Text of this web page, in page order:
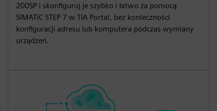
200SP i skonfiguruj je szybko i łatwo za pomocą
SIMATIC STEP 7 w TIA Portal, bez konieczności
konfiguracji adresu lub komputera podczas wymiany
urządzeń.